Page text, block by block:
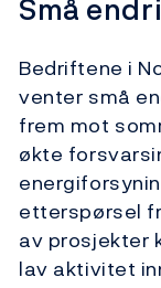
Små
Bedriftene i
venter små
frem mot
økte
etterspørsel
av prosjekter
lav aktivitet